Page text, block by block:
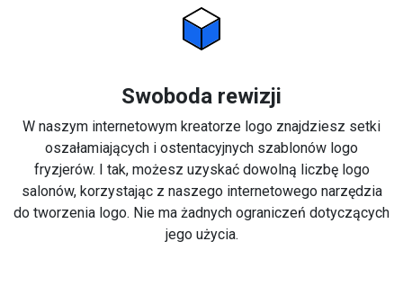
Swoboda rewizji
W naszym internetowym kreatorze logo znajdziesz setki
oszałamiających i ostentacyjnych szablonów logo
fryzjerów. I tak, możesz uzyskać dowolną liczbę logo
salonów, korzystając z naszego internetowego narzędzia
do tworzenia logo. Nie ma żadnych ograniczeń dotyczących
jego użycia.